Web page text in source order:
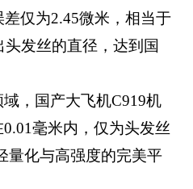
仅为2.45微米，相当于
头发丝的直径，达到国
，国产大飞机C919机
毫米内，仅为头发丝
量化与高强度的完美平